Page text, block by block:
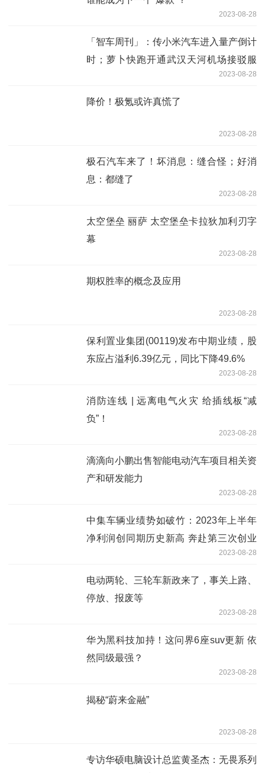
2023-08-28
「智车周刊」：传小米汽车进入量产倒计
时；萝卜快跑开通武汉天河机场接驳服
务；禾赛纯固态激光雷达ft120在极石01
上首发上车
2023-08-28
降价！极氪或许真慌了
2023-08-28
极石汽车来了！坏消息：缝合怪；好消
息：都缝了
2023-08-28
太空堡垒 丽萨 太空堡垒卡拉狄加利刃字
幕
2023-08-28
期权胜率的概念及应用
2023-08-28
保利置业集团(00119)发布中期业绩，股
东应占溢利6.39亿元，同比下降49.6%
2023-08-28
消防连线 | 远离电气火灾 给插线板“减
负”！
2023-08-28
滴滴向小鹏出售智能电动汽车项目相关资
产和研发能力
2023-08-28
中集车辆业绩势如破竹：2023年上半年
净利润创同期历史新高 奔赴第三次创业
2023-08-28
电动两轮、三轮车新政来了，事关上路、
停放、报废等
2023-08-28
华为黑科技加持！这问界6座suv更新 依
然同级最强？
2023-08-28
揭秘“蔚来金融”
2023-08-28
专访华硕电脑设计总监黄圣杰：无畏系列